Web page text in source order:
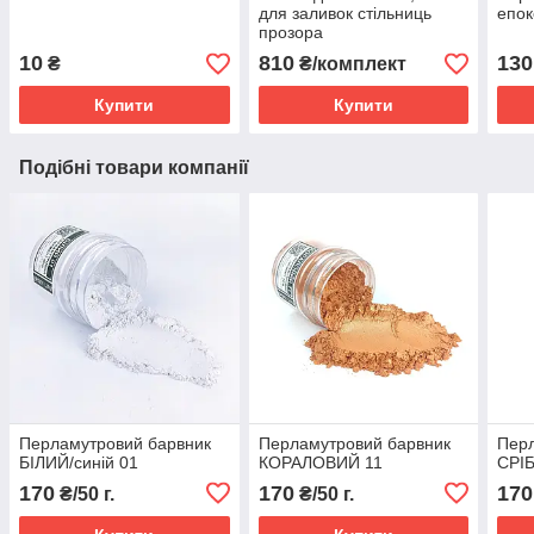
10 ₴
Купити
для заливок стільниць
прозора
810₴/комплект
Купити
130
Подібні товари компанії
Перламутровий барвник
БІЛИЙ/синій 01
170 ₴/50 г.
Перламутровий барвник
КОРАЛОВИЙ 11
170₴/50 г. 170